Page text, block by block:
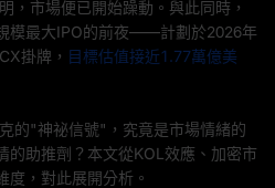
，市場便已開始躁動。與此同時，
模最大IPO的前夜——計劃於2026年
掛牌， 目標估值接近1.77萬億美
的"神祕信號"，究竟是市場情緒的
助推劑？本文從KOL效應、加密市
度，對此展開分析。